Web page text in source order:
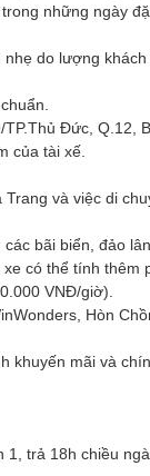
những ngày
do lượng khách
Đức, Q.12,
của tài xế.
và việc di
bãi biển, đảo
có thể tính thêm
VNĐ/giờ).
Hòn
khuyến mãi và
trả 18h chiều